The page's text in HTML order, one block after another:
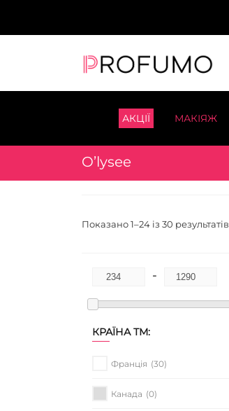
АКЦІЇ МАКІЯЖ
O’lysee
Показано 1–24 із 30 результатів
-
КРАЇНА ТМ:
Франція (30)
Канада (0)